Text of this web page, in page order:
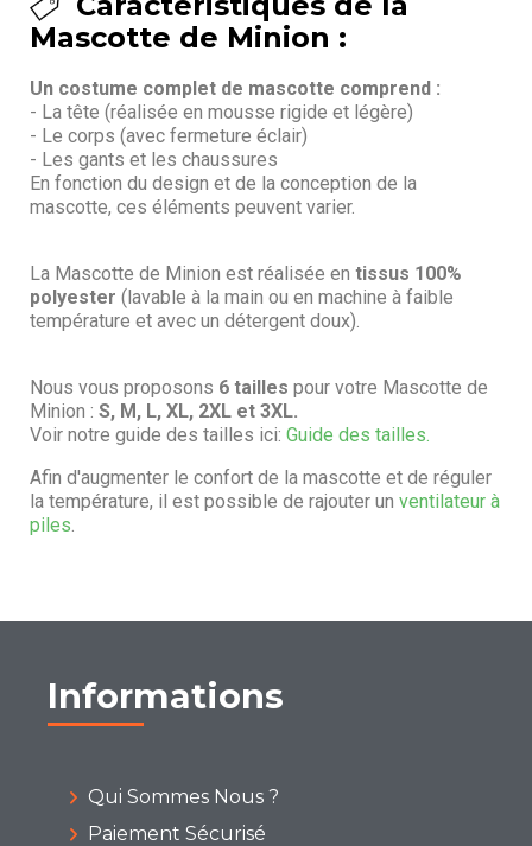
Mascotte de Minion :
Un costume complet de mascotte comprend :
- La tête (réalisée en mousse rigide et légère)
- Le corps (avec fermeture éclair)
- Les gants et les chaussures
En fonction du design et de la conception de la
mascotte, ces éléments peuvent varier.
La Mascotte de Minion est réalisée en tissus 100%
polyester (lavable à la main ou en machine à faible
température et avec un détergent doux).
Nous vous proposons 6 tailles pour votre Mascotte de
Minion : S, M, L, XL, 2XL et 3XL.
Voir notre guide des tailles ici: Guide des tailles.
Afin d'augmenter le confort de la mascotte et de réguler
la température, il est possible de rajouter un ventilateur à
piles.
Informations
Qui Sommes Nous ?
Paiement Sécurisé